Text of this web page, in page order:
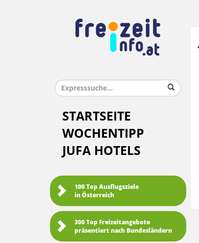
STARTSEITE
WOCHENTIPP
JUFA HOTELS
100 Top Ausflugsziele
in Österreich
300 Top Freizeitangebote
präsentiert nach Bundesländern